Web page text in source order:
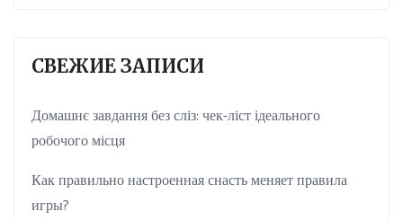
СВЕЖИЕ ЗАПИСИ
Домашнє завдання без сліз: чек-ліст ідеального
робочого місця
Как правильно настроенная снасть меняет правила
игры?